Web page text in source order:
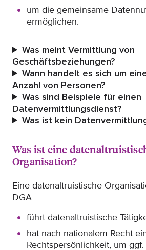
um die gemeinsame
ermöglichen.
Was meint Vermittlung von
Geschäftsbeziehungen?
Wann handelt es sich um
Anzahl von Personen?
Was sind Beispiele für einen
Datenvermittlungsdienst?
Was ist kein
Was ist eine
Organisation?
Eine datenaltruistische
DGA
führt datenaltruistische
hat nach nationalem Recht
Rechtspersönlichkeit, um